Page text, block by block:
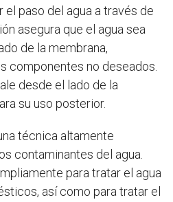
paso del agua a través de
asegura que el agua sea
de la membrana,
componentes no deseados.
desde el lado de la
su uso posterior.
técnica altamente
contaminantes del agua.
para tratar el agua
así como para tratar el